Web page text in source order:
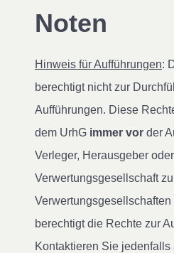
Noten
Hinweis für Aufführungen:
berechtigt nicht zur
Aufführungen. Diese
dem UrhG immer vor der
Verleger, Herausgeber
Verwertungsgesellschaft
berechtigt die Rechte zur
Kontaktieren Sie